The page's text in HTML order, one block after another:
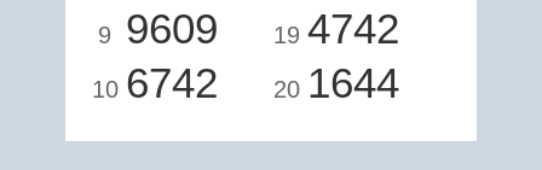
9 9609
10 6742
19 4742
20 1644